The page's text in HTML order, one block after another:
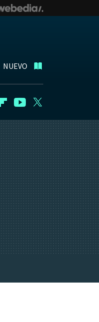
NUEVO
Flipboard
Youtube